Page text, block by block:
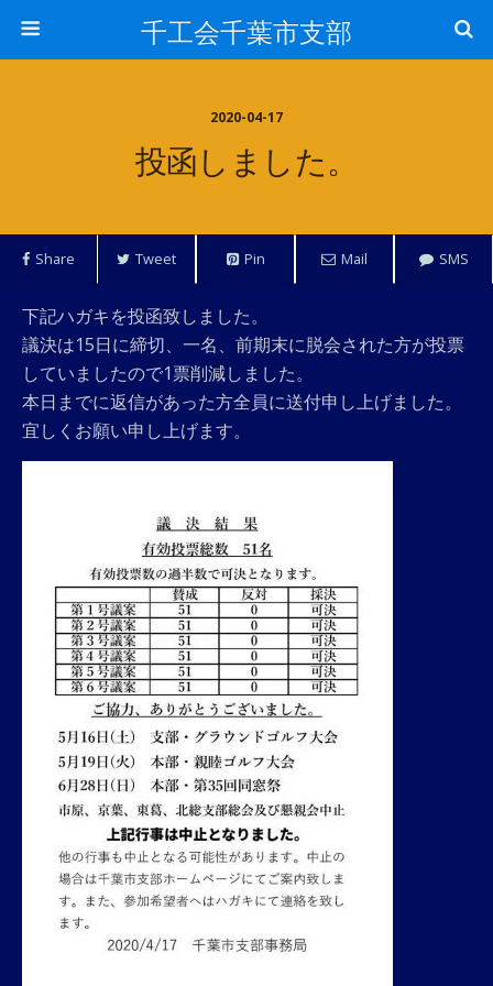
千工会千葉市支部
2020-04-17
投函しました。
Share Tweet Pin Mail SMS
下記ハガキを投函致しました。
議決は15日に締切、一名、前期末に脱会された方が投票
していましたので1票削減しました。
本日までに返信があった方全員に送付申し上げました。
宜しくお願い申し上げます。